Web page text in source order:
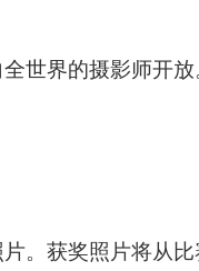
世界的摄影师开放
。获奖照片将从